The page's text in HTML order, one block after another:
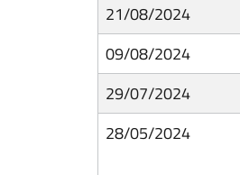
21/08/2024
09/08/2024
29/07/2024
28/05/2024